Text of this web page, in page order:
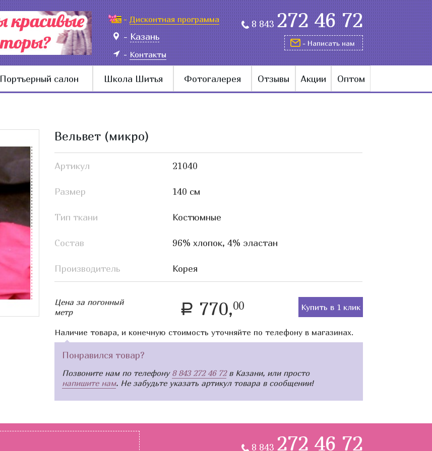
-Дисконтная программа
-Казань
-Контакты
8 843272 46 72
- Написать нам
Портьерный салон Школа Шитья Фотогалерея Отзывы Акции Оптом
Вельвет (микро)
Артикул 21040
Размер 140 см
Тип ткани Костюмные
Состав 96% хлопок, 4% эластан
Производитель Корея
Цена за погонный
метр
a 770,00 Купить в 1 клик
Наличие товара, и конечную стоимость уточняйте по телефону в магазинах.
Понравился товар?
Позвоните нам по телефону 8 843 272 46 72в Казани, или просто
напишите нам. Не забудьте указать артикул товара в сообщении!
8 843 272 46 72